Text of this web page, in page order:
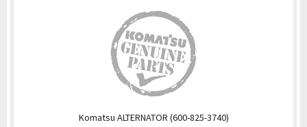
Komatsu ALTERNATOR (600-825-3740)